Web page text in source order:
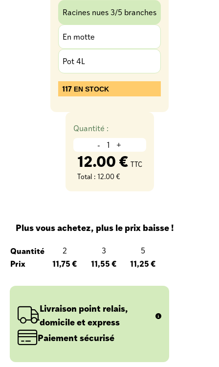
Racines nues 3/5 branches
En motte
Pot 4L
117 EN STOCK
Quantité :
- +
12.00 € TTC
Total : 12.00 €
Plus vous achetez, plus le prix baisse !
Quantité 2 3 5
Prix 11,75 € 11,55 € 11,25 €
Livraison point relais,
domicile et express
Paiement sécurisé